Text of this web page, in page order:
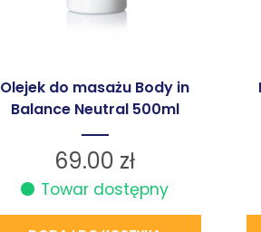
Olejek do masażu Body in
Balance Neutral 500ml
69.00 zł
Towar dostępny